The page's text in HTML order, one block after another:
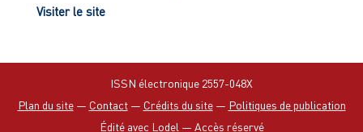
Visiter le site
ISSN électronique 2557-048X
Plan du site— Contact— Crédits du site— Politiques de publication
Édité avec Lodel — Accès réservé